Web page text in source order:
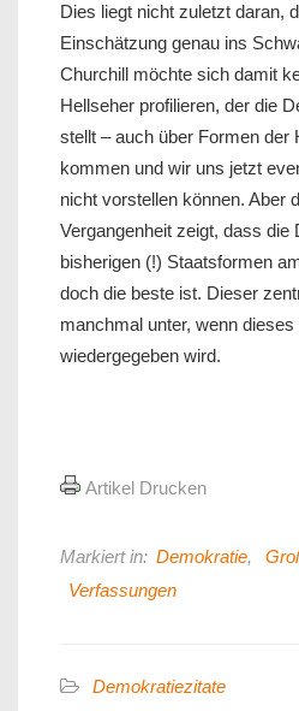
Dies liegt nicht zuletzt daran,
Einschätzung genau ins
Churchill möchte sich damit
Hellseher profilieren, der die
stellt – auch über Formen der
kommen und wir uns jetzt
nicht vorstellen können. Aber
Vergangenheit zeigt, dass die
bisherigen (!) Staatsformen
doch die beste ist. Dieser
manchmal unter, wenn
wiedergegeben wird.
Artikel Drucken
Markiert in: Demokratie,
Verfassungen
Demokratiezitate